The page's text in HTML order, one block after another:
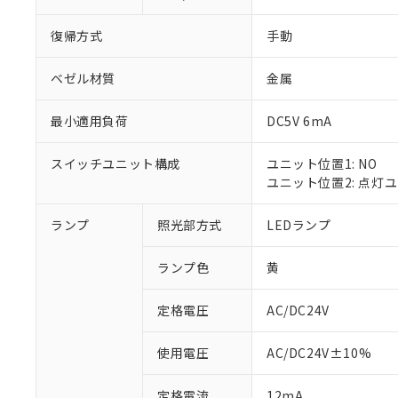
復帰方式 手動
ベゼル材質 金属
最小適用負荷 DC5V 6mA
スイッチユニット構成
ユニット位置1: NO
ユニット位置2: 点灯
ランプ 照光部方式 LEDランプ
ランプ色 黄
定格電圧 AC/DC24V
使用電圧 AC/DC24V±10%
ご利用条件
以下の条件をお
※1 対応状況
対応予定：EU
対応予定なし：
調査・確認中：
非該当品：ライセ
※1 中国